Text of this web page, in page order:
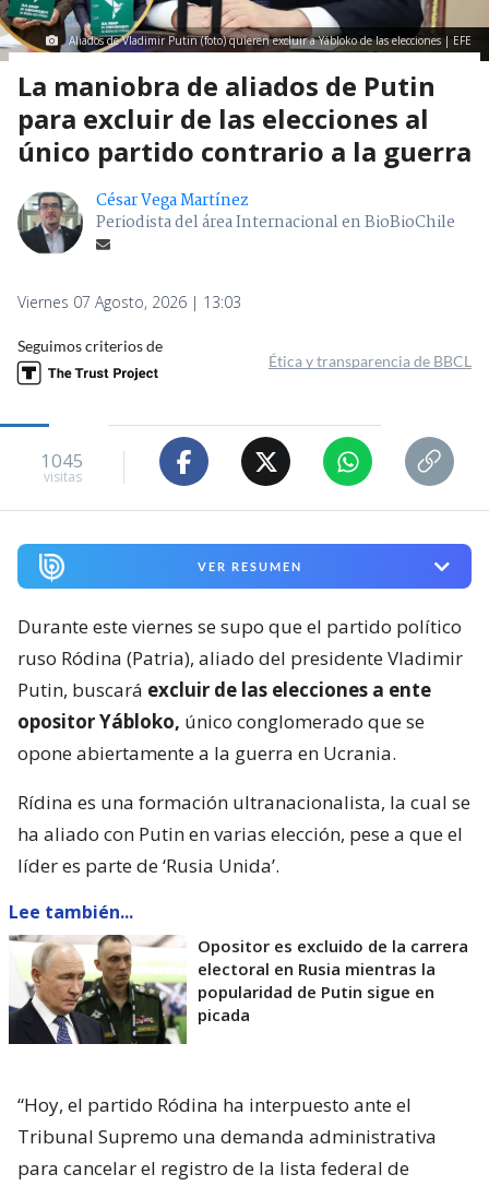
Aliados de Vladimir Putin (foto) quieren excluir a Yábloko de las elecciones | EFE
La maniobra de aliados de Putin
para excluir de las elecciones al
único partido contrario a la guerra
César Vega Martínez
Periodista del área Internacional en BioBioChile
Viernes 07 Agosto, 2026 | 13:03
Seguimos criterios de
Ética y transparencia de BBCL
1045
visitas
VER RESUMEN
Durante este viernes se supo que el partido político
ruso Ródina (Patria), aliado del presidente Vladimir
Putin, buscará excluir de las elecciones a ente
opositor Yábloko, único conglomerado que se
opone abiertamente a la guerra en Ucrania.
Rídina es una formación ultranacionalista, la cual se
ha aliado con Putin en varias elección, pese a que el
líder es parte de ‘Rusia Unida’.
Lee también...
Opositor es excluido de la carrera
electoral en Rusia mientras la
popularidad de Putin sigue en
picada
“Hoy, el partido Ródina ha interpuesto ante el
Tribunal Supremo una demanda administrativa
para cancelar el registro de la lista federal de